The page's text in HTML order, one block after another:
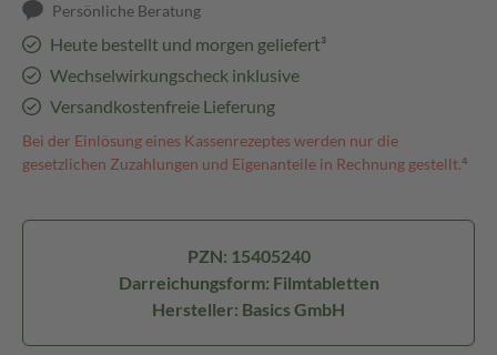
Persönliche Beratung
Heute bestellt und morgen geliefert³
Wechselwirkungscheck inklusive
Versandkostenfreie Lieferung
Bei der Einlösung eines Kassenrezeptes werden nur die
gesetzlichen Zuzahlungen und Eigenanteile in Rechnung gestellt.⁴
PZN: 15405240
Darreichungsform: Filmtabletten
Hersteller: Basics GmbH